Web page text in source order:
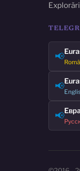
📢
📢
📢